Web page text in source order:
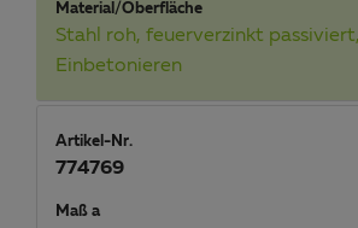
Material/Oberfläche
Stahl roh, feuerverzinkt
Einbetonieren
Artikel-Nr.
774769
Maß a